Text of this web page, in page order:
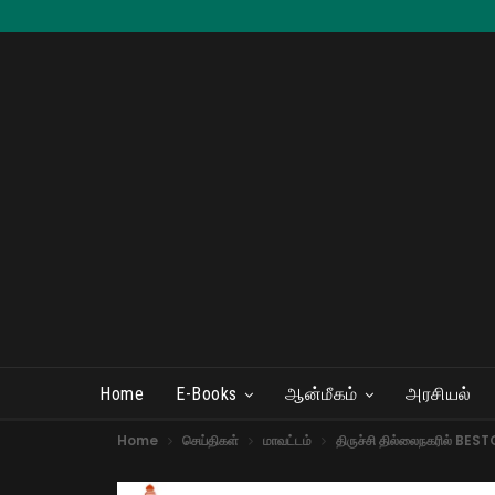
Home E-Books ஆன்மீகம் அரசியல்
Home செய்திகள் மாவட்டம் திருச்சி தில்லைநகரில்